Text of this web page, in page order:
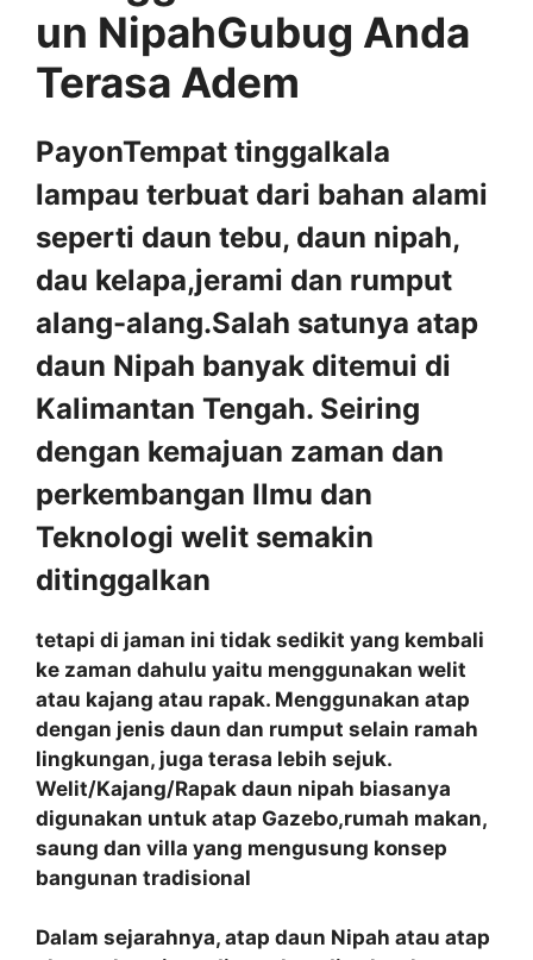
un NipahGubug Anda
Terasa Adem
PayonTempat tinggalkala
lampau terbuat dari bahan alami
seperti daun tebu, daun nipah,
dau kelapa,jerami dan rumput
alang-alang.Salah satunya atap
daun Nipah banyak ditemui di
Kalimantan Tengah. Seiring
dengan kemajuan zaman dan
perkembangan Ilmu dan
Teknologi welit semakin
ditinggalkan
tetapi di jaman ini tidak sedikit yang kembali
ke zaman dahulu yaitu menggunakan welit
atau kajang atau rapak. Menggunakan atap
dengan jenis daun dan rumput selain ramah
lingkungan, juga terasa lebih sejuk.
Welit/Kajang/Rapak daun nipah biasanya
digunakan untuk atap Gazebo,rumah makan,
saung dan villa yang mengusung konsep
bangunan tradisional
Dalam sejarahnya, atap daun Nipah atau atap